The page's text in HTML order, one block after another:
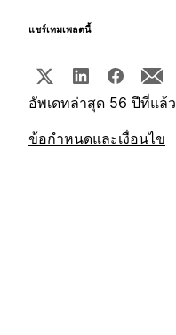
แชร์เทมเพลตนี้
อัพเดทล่าสุด 56 ปีที่แล้ว
ข้อกำหนดและเงื่อนไข